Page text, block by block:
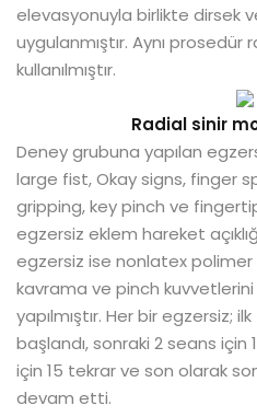
elevasyonuyla birlikte dirsek
uygulanmıştır. Aynı prosedür
kullanılmıştır.
Radial sinir
Deney grubuna yapılan
large fist, Okay signs, finger
gripping, key pinch ve
egzersiz eklem hareket
egzersiz ise nonlatex polimer
kavrama ve pinch
yapılmıştır. Her bir egzersiz;
başlandı, sonraki 2 seans için
için 15 tekrar ve son olarak
devam etti.